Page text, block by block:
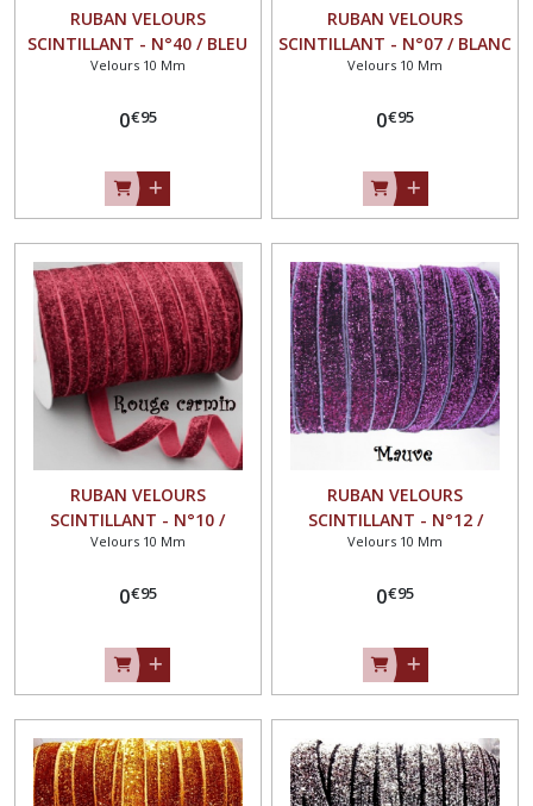
RUBAN VELOURS
SCINTILLANT - N°40 / BLEU
ROI MORDORÉ ** 10 mm **
Vendu au mètre
Velours 10 Mm
0€95
RUBAN VELOURS
SCINTILLANT - N°07 / BLANC
** 10 mm ** GALON
au mètre
Velours 10 Mm
0€95
RUBAN VELOURS
SCINTILLANT - N°10 /
ROUGE CARMIN ** 10 mm
GLITTER - Vendu au mètre
Velours 10 Mm
0€95
RUBAN VELOURS
SCINTILLANT - N°12 /
MAUVE ** 10 mm ** GALON
au mètre
Velours 10 Mm
0€95